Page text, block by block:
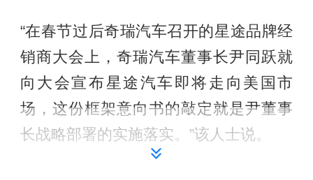
“在春节过后奇瑞汽车召开的星途品牌经
销商大会上，奇瑞汽车董事长尹同跃就
向大会宣布星途汽车即将走向美国市
场，这份框架意向书的敲定就是尹董事
长战略部署的实施落实。”该人士说。